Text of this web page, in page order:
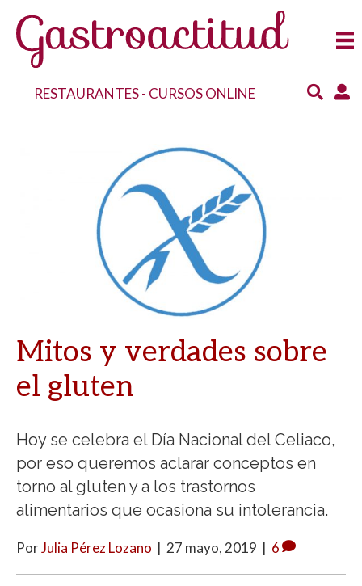
RESTAURANTES- CURSOS ONLINE
Mitos y verdades sobre
el gluten
Hoy se celebra el Día Nacional del Celiaco,
por eso queremos aclarar conceptos en
torno al gluten y a los trastornos
alimentarios que ocasiona su intolerancia.
PorJulia Pérez Lozano | 27 mayo, 2019 | 6